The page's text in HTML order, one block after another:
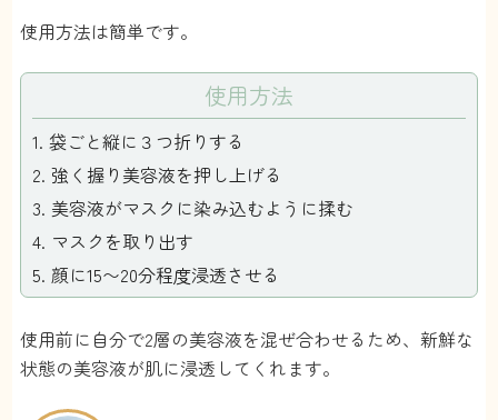
使用方法は簡単です。
使用方法
袋ごと縦に３つ折りする
強く握り美容液を押し上げる
美容液がマスクに染み込むように揉む
マスクを取り出す
顔に15〜20分程度浸透させる
使用前に自分で2層の美容液を混ぜ合わせるため、新鮮な
状態の美容液が肌に浸透してくれます。